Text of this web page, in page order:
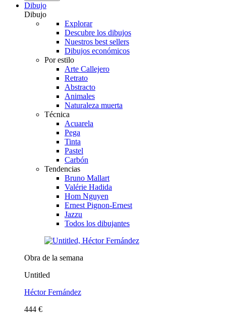
Dibujo
Dibujo
Explorar
Descubre los dibujos
Nuestros best sellers
Dibujos económicos
Por estilo
Arte Callejero
Retrato
Abstracto
Animales
Naturaleza muerta
Técnica
Acuarela
Pega
Tinta
Pastel
Carbón
Tendencias
Bruno Mallart
Valérie Hadida
Hom Nguyen
Ernest Pignon-Ernest
Jazzu
Todos los dibujantes
Obra de la semana
Untitled
Héctor Fernández
444 €